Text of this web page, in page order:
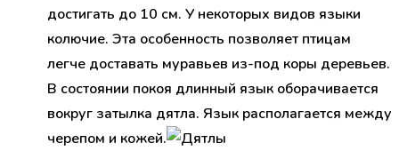
достигать до 10 см. У некоторых видов языки
колючие. Эта особенность позволяет птицам
легче доставать муравьев из-под коры деревьев.
В состоянии покоя длинный язык оборачивается
вокруг затылка дятла. Язык располагается между
черепом и кожей.